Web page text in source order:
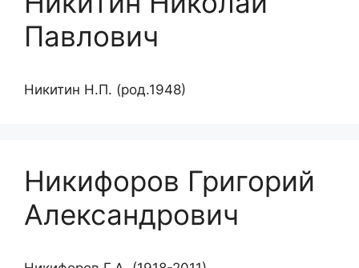
Павлович
Никитин Н.П. (род.1948)
Никифоров Григорий
Александрович